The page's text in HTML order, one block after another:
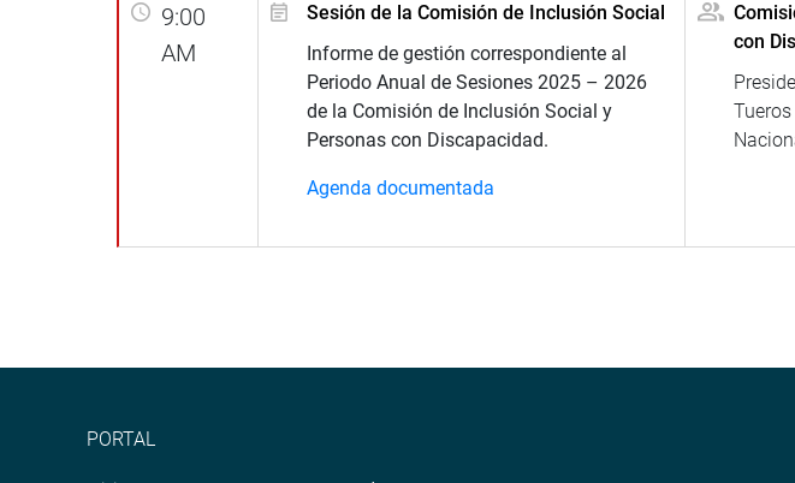
9:00
AM
Sesión de la Comisión de Inclusión Social
Informe de gestión correspondiente al
Periodo Anual de Sesiones 2025 – 2026
de la Comisión de Inclusión Social y
Personas con Discapacidad.
Agenda documentada
con
PORTAL